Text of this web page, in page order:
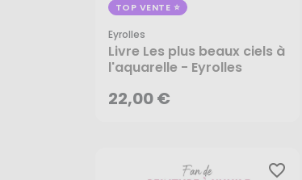
TOP VENTE
Eyrolles
Livre Les plus beaux ciels à
l'aquarelle - Eyrolles
22,00 €
22,00 €
AJOUTER AU PANIER
favorite_border